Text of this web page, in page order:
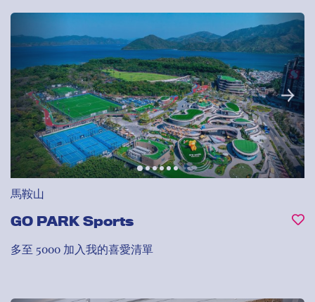
馬鞍山
GO PARK Sports
多至 5000 加入我的喜愛清單